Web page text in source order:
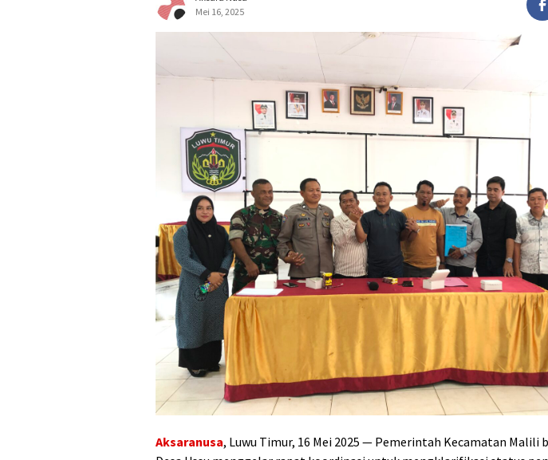
Mei 16, 2025
Aksaranusa, Luwu Timur, 16 Mei 2025 — Pemerintah Kecamatan Malili